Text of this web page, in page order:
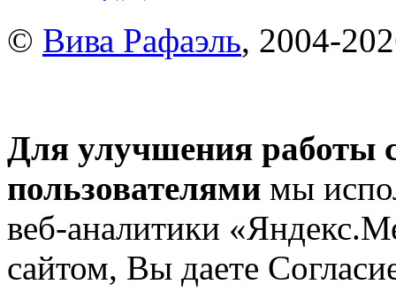
© Вива Рафаэль, 2004-
Для улучшения работы
пользователями мы
веб-аналитики
сайтом, Вы даете